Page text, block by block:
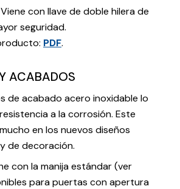
con llave de doble hilera de
seguridad.
PDF.
ACABADOS
de acabado acero inoxidable lo
a la corrosión. Este
en los nuevos diseños
de decoración.
con la manija estándar (ver
para puertas con apertura